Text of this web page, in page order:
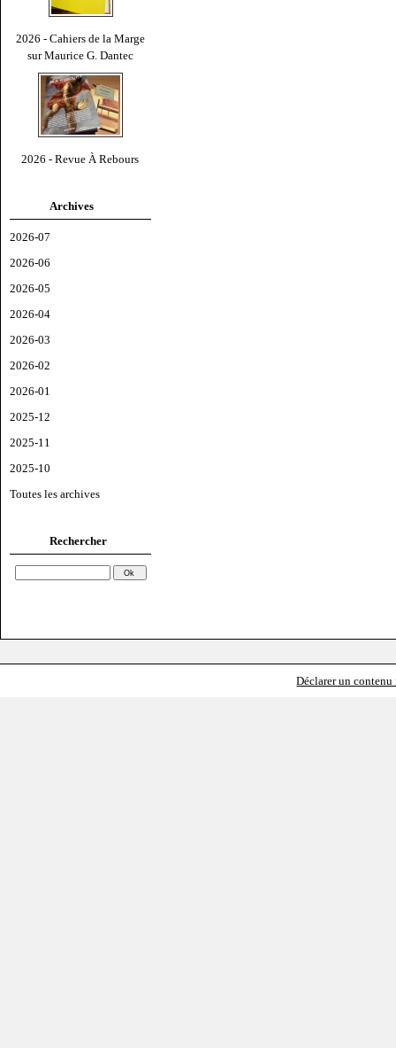
2026 - Cahiers de la Marge
sur Maurice G. Dantec
2026 - Revue À Rebours
Archives
2026-07
2026-06
2026-05
2026-04
2026-03
2026-02
2026-01
2025-12
2025-11
2025-10
Toutes les archives
Rechercher
Déclarer un